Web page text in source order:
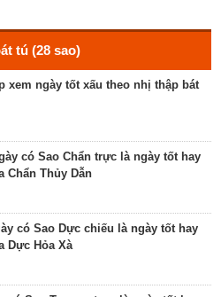
tú (28 sao)
Giao
xem ngày tốt xấu theo nhị thập bát
có Sao Chẩn trực là ngày tốt hay
Chẩn Thủy Dẫn
có Sao Dực chiếu là ngày tốt hay
Dực Hỏa Xà
hành, chữa bệnh
cầu thọ, cầu tài lộc